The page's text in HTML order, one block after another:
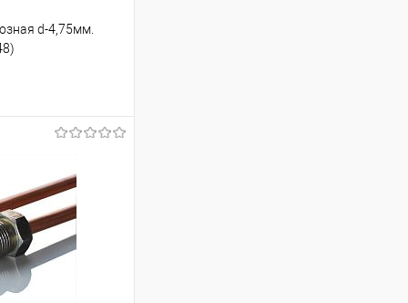
d-4,75мм.
Под заказ